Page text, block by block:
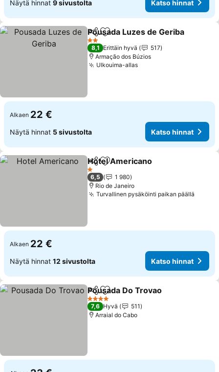
Näytä hinnat 9 sivustolta Katso hinnat
Jaa Lisää suosikkeihin
Pousada Luzes de Geriba
2 Tähtiluokitus
8,1 Erittäin hyvä
517
Armação dos Búzios
Ulkouima-allasKatso hinnat
Alkaen 22 €
Näytä hinnat 5 sivustolta Katso hinnat
Jaa Lisää suosikkeihin
Hotel Americano
1 Tähtiluokitus
6,5
1 980
Rio de Janeiro
Turvallinen pysäköinti paikan päällä
Alkaen 22 €
Näytä hinnat 12 sivustolta Katso hinnat
Jaa Lisää suosikkeihin
Pousada Do Trovao
4 Tähtiluokitus
7,6 Hyvä
511
Arraial do Cabo